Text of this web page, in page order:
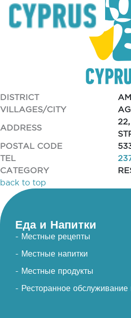
DISTRICT
VILLAGES/CITY
ADDRESS
POSTAL CODE
TEL
CATEGORY
back to top
Еда и Напитки
- Местные рецепты
- Местные напитки
- Местные продукты
- Ресторанное обслуживание